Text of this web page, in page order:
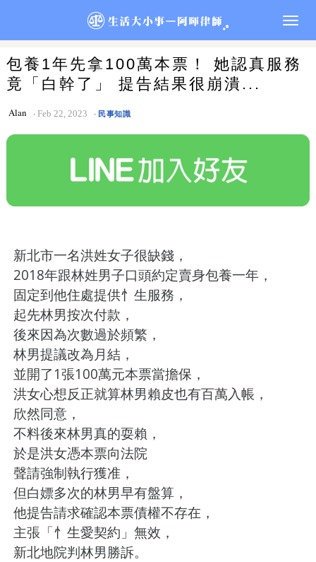
包養1年先拿100萬本票！ 她認真服務
竟「白幹了」 提告結果很崩潰...
Alan Feb 22, 2023 民事知識
新北市一名洪姓女子很缺錢，
2018年跟林姓男子口頭約定賣身包養一年，
固定到他住處提供忄生服務，
起先林男按次付款，
後來因為次數過於頻繁，
林男提議改為月結，
並開了1張100萬元本票當擔保，
洪女心想反正就算林男賴皮也有百萬入帳，
欣然同意，
不料後來林男真的耍賴，
於是洪女憑本票向法院
聲請強制執行獲准，
但白嫖多次的林男早有盤算，
他提告請求確認本票債權不存在，
主張「忄生愛契約」無效，
新北地院判林男勝訴。